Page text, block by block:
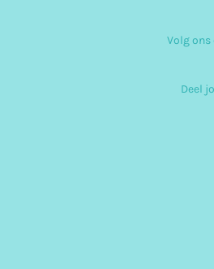
Volg ons
Deel